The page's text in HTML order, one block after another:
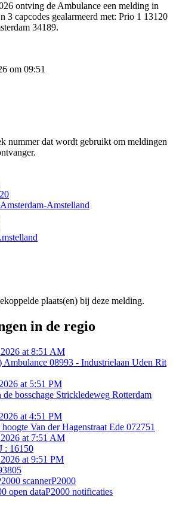
ontving de Ambulance een melding in
3 capcodes gealarmeerd met: Prio 1 13120
34189.
om 09:51
nummer dat wordt gebruikt om meldingen
Amsterdam-Amstelland
plaats(en) bij deze melding.
in de regio
at 8:51 AM
08993 - Industrielaan Uden Rit
at 5:51 PM
bosschage Strickledeweg Rotterdam
at 4:51 PM
Van der Hagenstraat Ede 072751
at 7:51 AM
: 16150
at 9:51 PM
scannerP2000
open dataP2000 notificaties